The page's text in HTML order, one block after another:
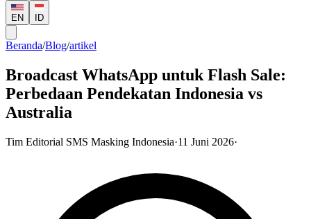
EN ID
Beranda/Blog/artikel
Broadcast WhatsApp untuk Flash Sale:
Perbedaan Pendekatan Indonesia vs
Australia
Tim Editorial SMS Masking Indonesia·11 Juni 2026·